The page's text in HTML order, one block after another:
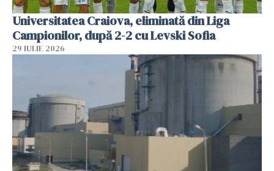
Universitatea Craiova, eliminată din Liga
Campionilor, după 2-2 cu Levski Sofia
29 IULIE 2026